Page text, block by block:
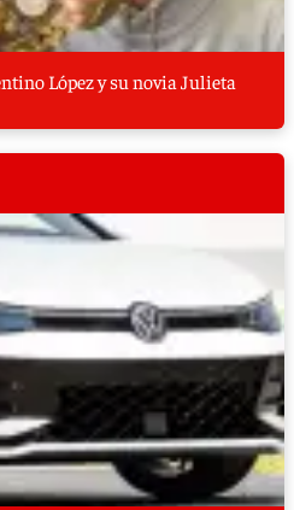
López y su novia Julieta